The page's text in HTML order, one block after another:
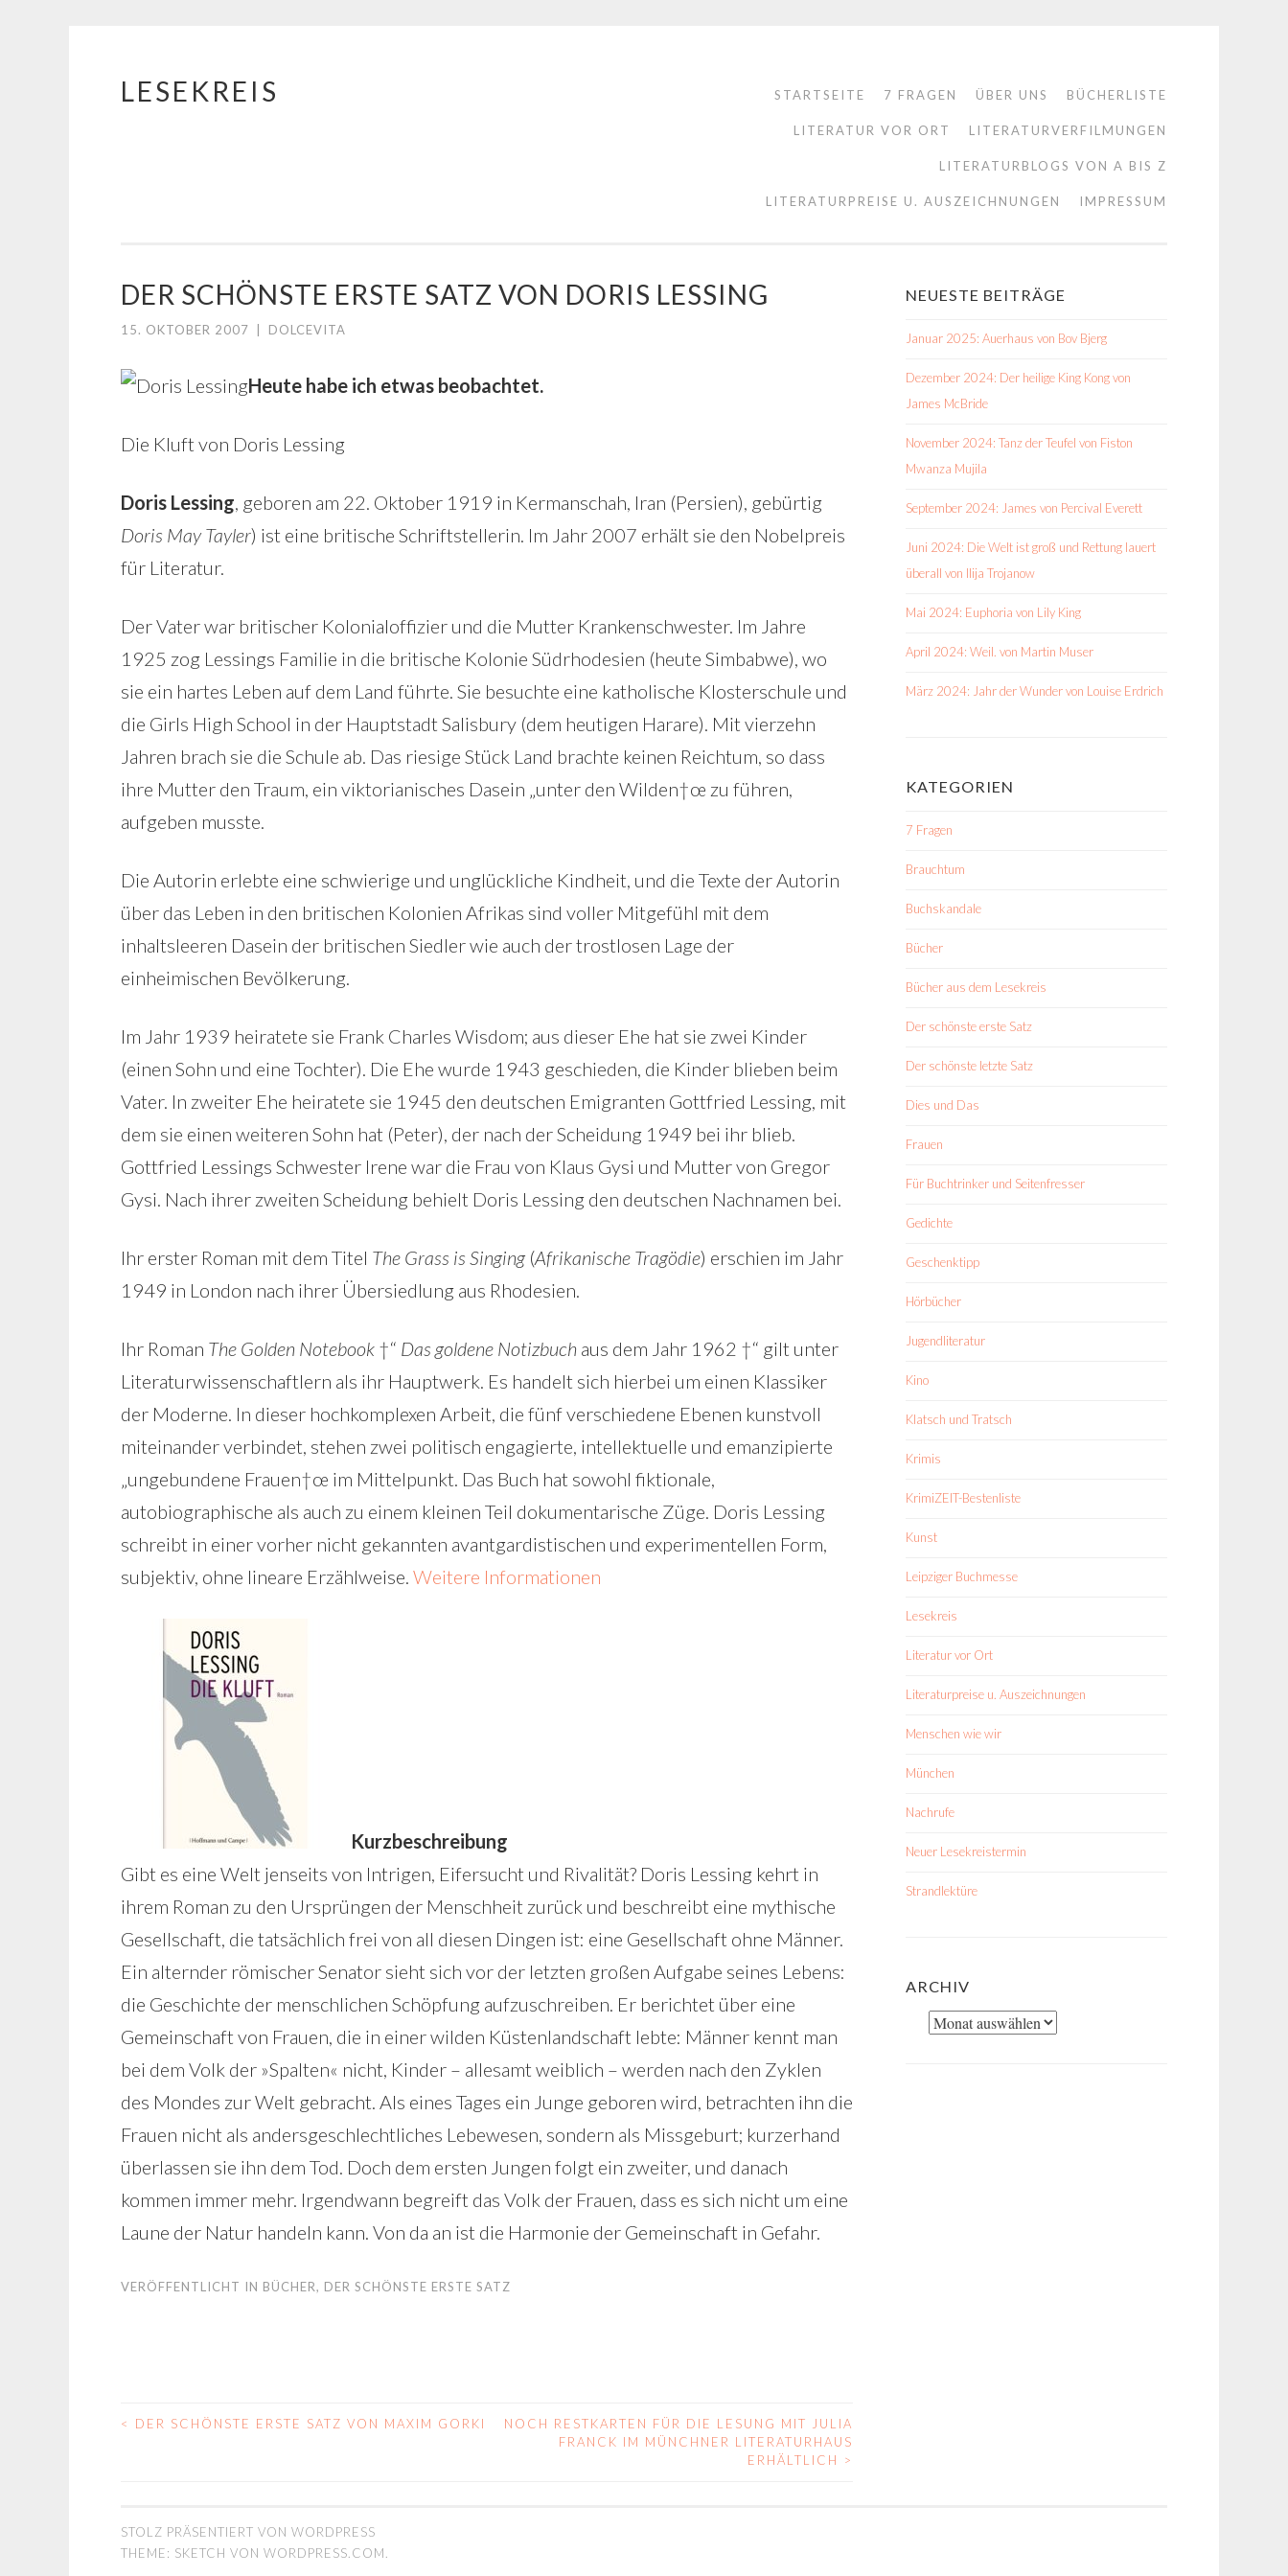
Springe
LESEKREIS STARTSEITE 7 FRAGEN ÜBER UNS BÜCHERLISTE
LITERATUR VOR ORT LITERATURVERFILMUNGEN
LITERATURBLOGS VON A BIS Z
LITERATURPREISE U. AUSZEICHNUNGEN IMPRESSUM
DER SCHÖNSTE ERSTE SATZ VON DORIS LESSING
15. OKTOBER 2007 DOLCEVITA
Heute habe ich etwas beobachtet.
Die Kluft von Doris Lessing
Doris Lessing, geboren am 22. Oktober 1919 in Kermanschah, Iran (Persien), gebürtig
Doris May Tayler) ist eine britische Schriftstellerin. Im Jahr 2007 erhält sie den Nobelpreis
für Literatur.
Der Vater war britischer Kolonialoffizier und die Mutter Krankenschwester. Im Jahre
1925 zog Lessings Familie in die britische Kolonie Südrhodesien (heute Simbabwe), wo
sie ein hartes Leben auf dem Land führte. Sie besuchte eine katholische Klosterschule und
die Girls High School in der Hauptstadt Salisbury (dem heutigen Harare). Mit vierzehn
Jahren brach sie die Schule ab. Das riesige Stück Land brachte keinen Reichtum, so dass
ihre Mutter den Traum, ein viktorianisches Dasein „unter den Wilden†œ zu führen,
aufgeben musste.
Die Autorin erlebte eine schwierige und unglückliche Kindheit, und die Texte der Autorin
über das Leben in den britischen Kolonien Afrikas sind voller Mitgefühl mit dem
inhaltsleeren Dasein der britischen Siedler wie auch der trostlosen Lage der
einheimischen Bevölkerung.
Im Jahr 1939 heiratete sie Frank Charles Wisdom; aus dieser Ehe hat sie zwei Kinder
(einen Sohn und eine Tochter). Die Ehe wurde 1943 geschieden, die Kinder blieben beim
Vater. In zweiter Ehe heiratete sie 1945 den deutschen Emigranten Gottfried Lessing, mit
dem sie einen weiteren Sohn hat (Peter), der nach der Scheidung 1949 bei ihr blieb.
Gottfried Lessings Schwester Irene war die Frau von Klaus Gysi und Mutter von Gregor
Gysi. Nach ihrer zweiten Scheidung behielt Doris Lessing den deutschen Nachnamen bei.
Ihr erster Roman mit dem Titel The Grass is Singing(Afrikanische Tragödie) erschien im Jahr
1949 in London nach ihrer Übersiedlung aus Rhodesien.
Ihr Roman The Golden Notebook †“ Das goldene Notizbuch aus dem Jahr 1962 †“ gilt unter
Literaturwissenschaftlern als ihr Hauptwerk. Es handelt sich hierbei um einen Klassiker
der Moderne. In dieser hochkomplexen Arbeit, die fünf verschiedene Ebenen kunstvoll
miteinander verbindet, stehen zwei politisch engagierte, intellektuelle und emanzipierte
„ungebundene Frauen†œ im Mittelpunkt. Das Buch hat sowohl fiktionale,
autobiographische als auch zu einem kleinen Teil dokumentarische Züge. Doris Lessing
schreibt in einer vorher nicht gekannten avantgardistischen und experimentellen Form,
subjektiv, ohne lineare Erzählweise. Weitere Informationen
Kurzbeschreibung
Gibt es eine Welt jenseits von Intrigen, Eifersucht und Rivalität? Doris Lessing kehrt in
ihrem Roman zu den Ursprüngen der Menschheit zurück und beschreibt eine mythische
Gesellschaft, die tatsächlich frei von all diesen Dingen ist: eine Gesellschaft ohne Männer.
Ein alternder römischer Senator sieht sich vor der letzten großen Aufgabe seines Lebens:
die Geschichte der menschlichen Schöpfung aufzuschreiben. Er berichtet über eine
Gemeinschaft von Frauen, die in einer wilden Küstenlandschaft lebte: Männer kennt man
bei dem Volk der »Spalten« nicht, Kinder – allesamt weiblich – werden nach den Zyklen
des Mondes zur Welt gebracht. Als eines Tages ein Junge geboren wird, betrachten ihn die
Frauen nicht als andersgeschlechtliches Lebewesen, sondern als Missgeburt; kurzerhand
überlassen sie ihn dem Tod. Doch dem ersten Jungen folgt ein zweiter, und danach
kommen immer mehr. Irgendwann begreift das Volk der Frauen, dass es sich nicht um eine
Laune der Natur handeln kann. Von da an ist die Harmonie der Gemeinschaft in Gefahr.
VERÖFFENTLICHT IN BÜCHER, DER SCHÖNSTE ERSTE SATZ
BEITRAGS-
< DER SCHÖNSTE ERSTE SATZ VON MAXIM GORKI
NOCH RESTKARTEN FÜR DIE LESUNG MIT JULIA
FRANCK IM MÜNCHNER LITERATURHAUS
ERHÄLTLICH >
NEUESTE BEITRÄGE
Januar 2025: Auerhaus von Bov Bjerg
Dezember 2024: Der heilige King Kong von
James McBride
November 2024: Tanz der Teufel von Fiston
Mwanza Mujila
September 2024: James von Percival Everett
Juni 2024: Die Welt ist groß und Rettung lauert
überall von Ilija Trojanow
Mai 2024: Euphoria von Lily King
April 2024: Weil. von Martin Muser
März 2024: Jahr der Wunder von Louise Erdrich
KATEGORIEN
7 Fragen
Brauchtum
Buchskandale
Bücher
Bücher aus dem Lesekreis
Der schönste erste Satz
Der schönste letzte Satz
Dies und Das
Frauen
Für Buchtrinker und Seitenfresser
Gedichte
Geschenktipp
Hörbücher
Jugendliteratur
Kino
Klatsch und Tratsch
Krimis
KrimiZEIT-Bestenliste
Kunst
Leipziger Buchmesse
Lesekreis
Literatur vor Ort
Literaturpreise u. Auszeichnungen
Menschen wie wir
München
Nachrufe
Neuer Lesekreistermin
Strandlektüre
ARCHIV
Archiv
STOLZ PRÄSENTIERT VON WORDPRESS
THEME: SKETCH VON WORDPRESS.COM